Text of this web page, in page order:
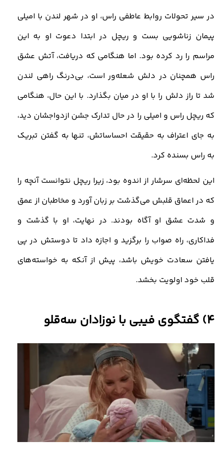
در سیر تحولات روابط عاطفی راس، او در شهر لندن با امیلی
پیمان زناشویی بست و ریچل در ابتدا دعوت او به این
مراسم را رد کرده بود. اما هنگامی که دریافت، آتش عشق
راس همچنان در دلش شعله‌ور است، بی‌درنگ راهی لندن
شد تا راز دلش را با او در میان بگذارد. با این حال، هنگامی
که ریچل راس و امیلی را در حال تدارک جشن ازدواجشان دید،
به جای اعتراف به حقیقت احساساتش، تنها به گفتن تبریک
به راس بسنده کرد.
این لحظه‌ای سرشار از اندوه بود، زیرا ریچل نتوانست آنچه را
که در اعماق قلبش می‌گذشت بر زبان آورد و مخاطبان از عمق
و شدت عشق او آگاه بودند. در نهایت، او با گذشت و
فداکاری، راه صواب را برگزید و اجازه داد تا دوستش در پی
یافتن سعادت خویش باشد، پیش از آنکه به خواسته‌های
قلب خود اولویت بخشد.
4) گفتگوی فیبی با نوزادان سه‌قلو